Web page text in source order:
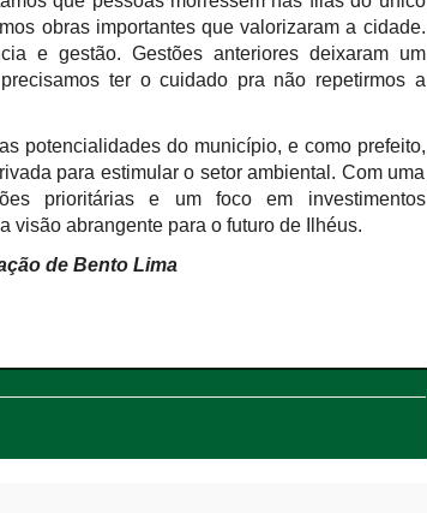
obras importantes que valorizaram a cidade.
e gestão. Gestões anteriores deixaram um
ter o cuidado pra não repetirmos a
potencialidades do município, e como prefeito,
para estimular o setor ambiental. Com uma
prioritárias e um foco em investimentos
visão abrangente para o futuro de Ilhéus.
de Bento Lima